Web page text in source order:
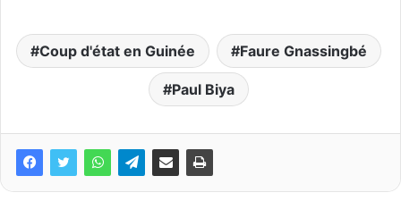
Coup d'état en Guinée Faure Gnassingbé
Paul Biya